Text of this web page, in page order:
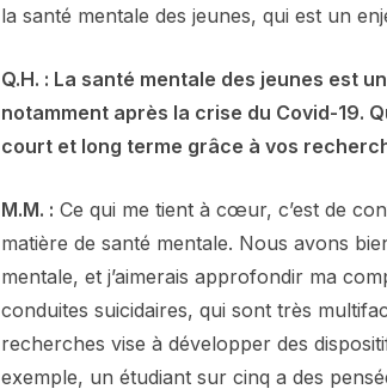
la santé mentale des jeunes, qui est un
Q.H. : La santé mentale des jeunes est
notamment après la crise du Covid-19.
court et long terme grâce à vos
M.M. : Ce qui me tient à cœur, c’est de
matière de santé mentale. Nous avons
mentale, et j’aimerais approfondir ma
conduites suicidaires, qui sont très
recherches vise à développer des
exemple, un étudiant sur cinq a des